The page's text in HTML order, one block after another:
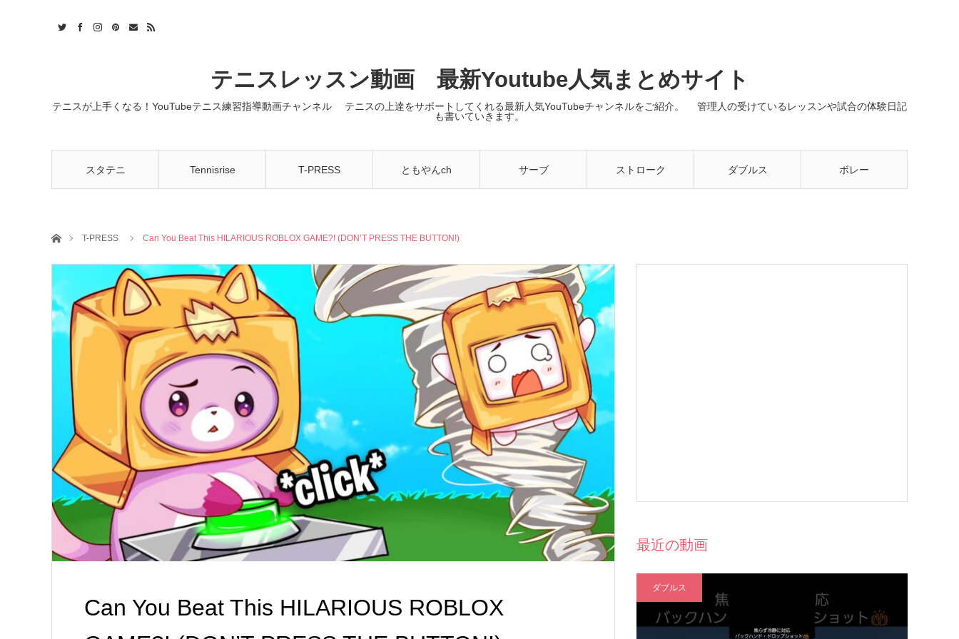
テニスレッスン動画 最新Youtube人気まとめサイト
テニスが上手くなる！YouTubeテニス練習指導動画チャンネル テニスの上達をサポートしてくれる最新人気YouTubeチャンネルをご紹介。 管理人の受けているレッスンや試合の体験日記
も書いていきます。
スタテニ Tennisrise T-PRESS ともやんch サーブ ストローク ダブルス ボレー
ホームT-PRESS Can You Beat This HILARIOUS ROBLOX GAME?! (DON’T PRESS THE BUTTON!)
Can You Beat This HILARIOUS ROBLOX
最近の動画
ダブルス